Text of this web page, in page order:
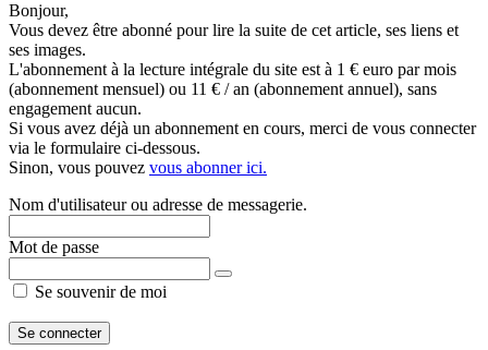
Bonjour,
Vous devez être abonné pour lire la suite de cet article, ses liens et
ses images.
L'abonnement à la lecture intégrale du site est à 1 € euro par mois
(abonnement mensuel) ou 11 € / an (abonnement annuel), sans
engagement aucun.
Si vous avez déjà un abonnement en cours, merci de vous connecter
via le formulaire ci-dessous.
Sinon, vous pouvez vous abonner ici.
Nom d'utilisateur ou adresse de messagerie.
Mot de passe
Se souvenir de moi